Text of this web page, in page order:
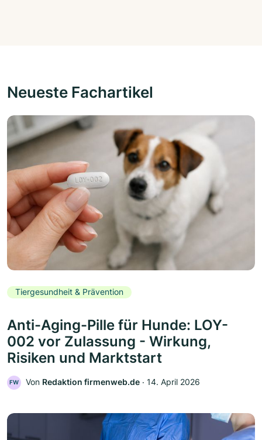
Neueste Fachartikel
Tiergesundheit & Prävention
Anti-Aging-Pille für Hunde: LOY-
002 vor Zulassung - Wirkung,
Risiken und Marktstart
FW Von Redaktion firmenweb.de ‧ 14. April 2026